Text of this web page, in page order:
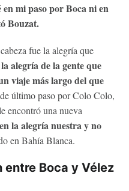
mi paso por Boca ni en
Bouzat.
fue la alegría que
la alegría de la gente que
viaje más largo del que
último paso por Colo Colo,
encontró una nueva
la alegría nuestra y no
en Bahía Blanca.
Boca y Vélez